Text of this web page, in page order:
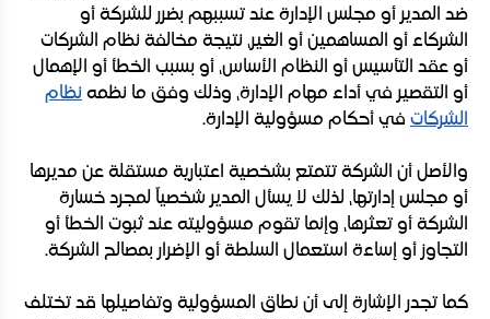
ضد المدير أو مجلس الإدارة عند تسببهم بضرر للشركة أو
الشركاء أو المساهمين أو الغير، نتيجة مخالفة نظام الشركات
أو عقد التأسيس أو النظام الأساس، أو بسبب الخطأ أو الإهمال
أو التقصير في أداء مهام الإدارة، وذلك وفق ما نظمه نظام
الشركات في أحكام مسؤولية الإدارة.
والأصل أن الشركة تتمتع بشخصية اعتبارية مستقلة عن مديرها
أو مجلس إدارتها، لذلك لا يسأل المدير شخصياً لمجرد خسارة
الشركة أو تعثرها، وإنما تقوم مسؤوليته عند ثبوت الخطأ أو
التجاوز أو إساءة استعمال السلطة أو الإضرار بمصالح الشركة.
كما تجدر الإشارة إلى أن نطاق المسؤولية وتفاصيلها قد تختلف